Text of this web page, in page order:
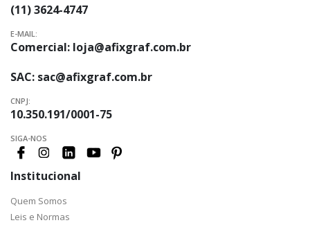
(11) 3624-4747
E-MAIL:
Comercial: loja@afixgraf.com.br
SAC: sac@afixgraf.com.br
CNPJ:
10.350.191/0001-75
SIGA-NOS
Institucional
Quem Somos
Leis e Normas